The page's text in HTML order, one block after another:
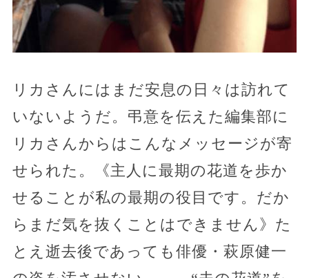
リカさんにはまだ安息の日々は訪れて
いないようだ。弔意を伝えた編集部に
リカさんからはこんなメッセージが寄
せられた。《主人に最期の花道を歩か
せることが私の最期の役目です。だか
らまだ気を抜くことはできません》た
とえ逝去後であっても俳優・萩原健一